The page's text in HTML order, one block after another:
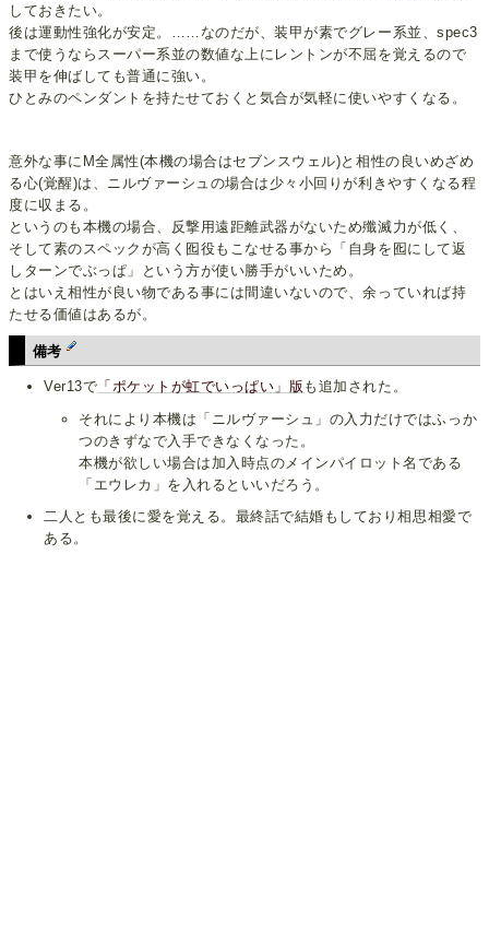
しておきたい。
後は運動性強化が安定。……なのだが、装甲が素でグレー系並、spec3
まで使うならスーパー系並の数値な上にレントンが不屈を覚えるので
装甲を伸ばしても普通に強い。
ひとみのペンダントを持たせておくと気合が気軽に使いやすくなる。
意外な事にM全属性(本機の場合はセブンスウェル)と相性の良いめざめ
る心(覚醒)は、ニルヴァーシュの場合は少々小回りが利きやすくなる程
度に収まる。
というのも本機の場合、反撃用遠距離武器がないため殲滅力が低く、
そして素のスペックが高く囮役もこなせる事から「自身を囮にして返
しターンでぶっぱ」という方が使い勝手がいいため。
とはいえ相性が良い物である事には間違いないので、余っていれば持
たせる価値はあるが。
備考
Ver13で 「ポケットが虹でいっぱい」版 も追加された。
それにより本機は「ニルヴァーシュ」の入力だけではふっか
つのきずなで入手できなくなった。
本機が欲しい場合は加入時点のメインパイロット名である
「エウレカ」を入れるといいだろう。
二人とも最後に愛を覚える。最終話で結婚もしており相思相愛で
ある。